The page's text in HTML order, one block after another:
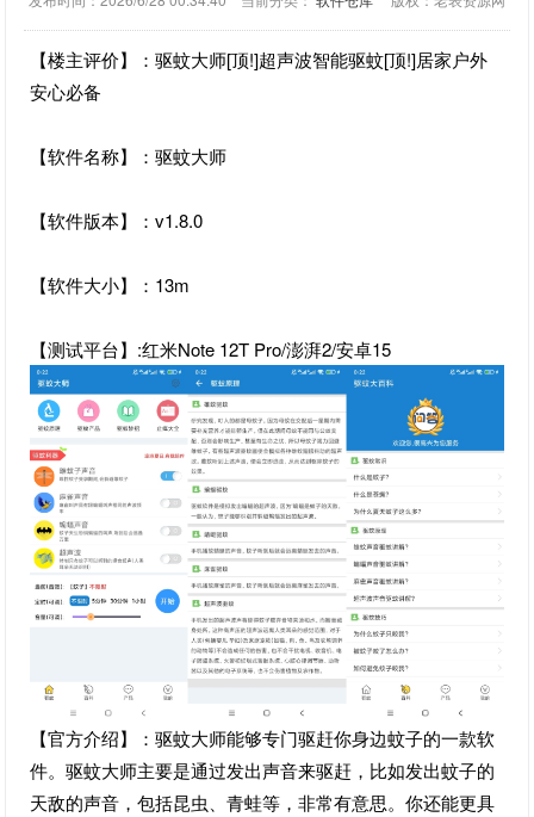
【楼主评价】：驱蚊大师[顶!]超声波智能驱蚊[顶!]居家户外
安心必备
【软件名称】：驱蚊大师
【软件版本】：v1.8.0
【软件大小】：13m
【测试平台】:红米Note 12T Pro/澎湃2/安卓15
【官方介绍】：驱蚊大师能够专门驱赶你身边蚊子的一款软
件。驱蚊大师主要是通过发出声音来驱赶，比如发出蚊子的
天敌的声音，包括昆虫、青蛙等，非常有意思。你还能更具